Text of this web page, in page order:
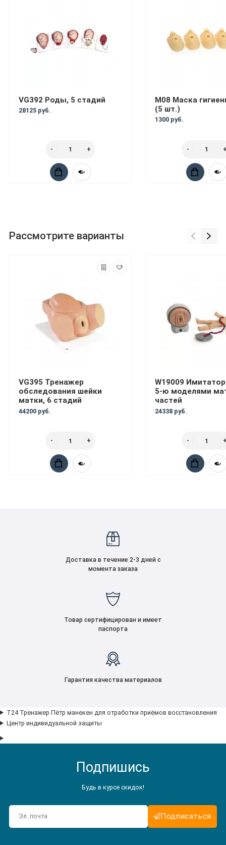
VG392 Роды, 5 стадий
28125 руб.
М08 Маска
(5 шт.)
1300 руб.
Рассмотрите варианты
VG395 Тренажер
обследования шейки
матки, 6 стадий
44200 руб.
W19009
5-ю моделями
частей
24338 руб.
Доставка в течение 2-3 дней с
момента заказа
Товар сертифицирован и имеет
паспорта
Гарантия качества материалов
Т24 Тренажер Пётр манекен для отработки приёмов восстановления
Центр индивидуальной защиты
Подпишись
Будь в курсе скидок!
Подписаться